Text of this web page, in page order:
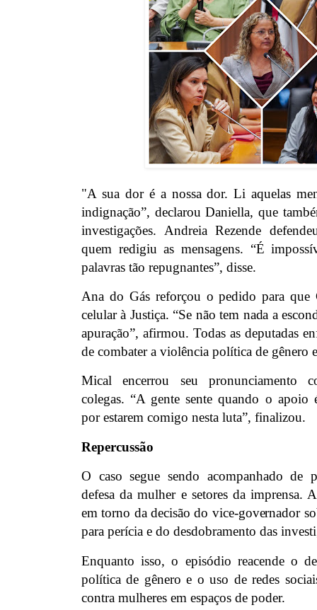
"A sua dor é a nossa dor. Li aquelas
indignação”, declarou Daniella, que
investigações. Andreia Rezende
quem redigiu as mensagens. “É
palavras tão repugnantes”, disse.
Ana do Gás reforçou o pedido para que
celular à Justiça. “Se não tem nada a
apuração”, afirmou. Todas as deputadas
de combater a violência política de gênero
Mical encerrou seu pronunciamento
colegas. “A gente sente quando o apoio
por estarem comigo nesta luta”, finalizou.
Repercussão
O caso segue sendo acompanhado de
defesa da mulher e setores da imprensa.
em torno da decisão do vice-governador
para perícia e do desdobramento das
Enquanto isso, o episódio reacende o
política de gênero e o uso de redes
contra mulheres em espaços de poder.